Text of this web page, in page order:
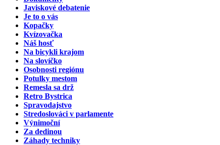
Javiskové debatenie
Je to o vás
Kopačky
Kvízovačka
Náš hosť
Na bicykli krajom
Na slovíčko
Osobnosti regiónu
Potulky mestom
Remesla sa drž
Retro Bystrica
Spravodajstvo
Stredoslováci v parlamente
Výnimoční
Za dedinou
Záhady techniky